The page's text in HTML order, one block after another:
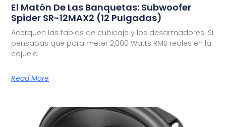
El Matón De Las Banquetas: Subwoofer
Spider SR-12MAX2 (12 Pulgadas)
Acerquen las tablas de cubicaje y los desarmadores. Si
pensabas que para meter 2,000 Watts RMS reales en la
cajuela
Read More